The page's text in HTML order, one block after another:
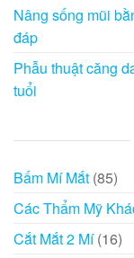
Nâng sống mũi
đáp
Phẫu thuật căng
tuổi
Bấm Mí Mắt (85)
Các Thẩm Mỹ
Cắt Mắt 2 Mí(16)